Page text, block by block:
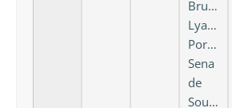
Bruna
Lyandra
Portela
Sena
de
Souza,